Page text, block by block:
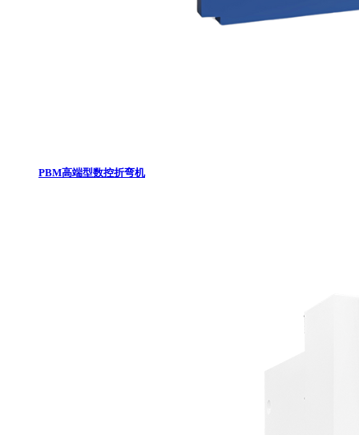
PBM高端型数控折弯机